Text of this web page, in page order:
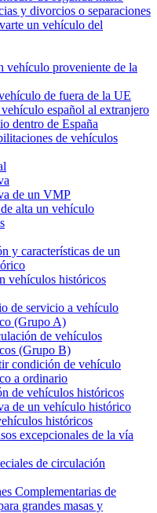
y divorcios o separaciones
un vehículo del
vehículo proveniente de la
de fuera de la UE
español al extranjero
dentro de España
de vehículos
de un VMP
alta un vehículo
y características de un
vehículos históricos
de servicio a vehículo
(Grupo A)
de vehículos
(Grupo B)
condición de vehículo
a ordinario
de vehículos históricos
de un vehículo histórico
históricos
excepcionales de la vía
de circulación
Complementarias de
grandes masas y